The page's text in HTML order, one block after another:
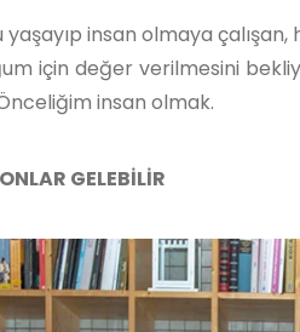
insan olmaya çalışan,
için değer verilmesini
insan olmak.
GELEBİLİR